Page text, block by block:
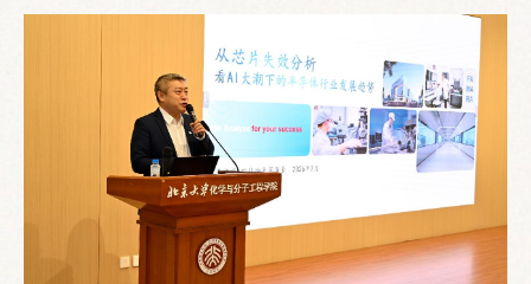
吴源、周建红、德立华、郭俊野、傅刚、李卫锋、雷志斌、陈
琳、邝筱婷、郑颖、吴心竹、...